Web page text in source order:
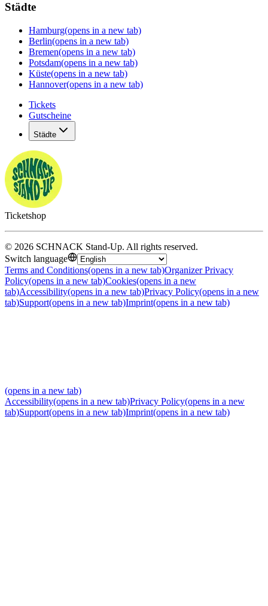
Städte
Hamburg(opens in a new tab)
Berlin(opens in a new tab)
Bremen(opens in a new tab)
Potsdam(opens in a new tab)
Küste(opens in a new tab)
Hannover(opens in a new tab)
Tickets
Gutscheine
Städte
Ticketshop
© 2026 SCHNACK Stand-Up. All rights reserved.
Switch language
Terms and Conditions(opens in a new tab)Organizer Privacy
Policy(opens in a new tab)Cookies(opens in a new
tab)Accessibility(opens in a new tab)Privacy Policy(opens in a new
tab)Support(opens in a new tab)Imprint(opens in a new tab)
(opens in a new tab)
Accessibility(opens in a new tab)Privacy Policy(opens in a new
tab)Support(opens in a new tab)Imprint(opens in a new tab)